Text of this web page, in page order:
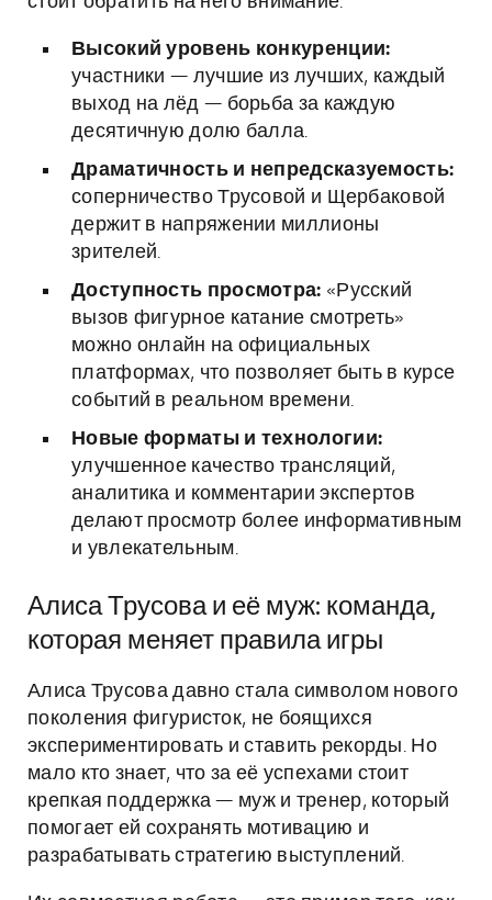
Высокий уровень конкуренции:
участники — лучшие из лучших, каждый
выход на лёд — борьба за каждую
десятичную долю балла.
Драматичность и непредсказуемость:
соперничество Трусовой и Щербаковой
держит в напряжении миллионы
зрителей.
Доступность просмотра: «Русский
вызов фигурное катание смотреть»
можно онлайн на официальных
платформах, что позволяет быть в курсе
событий в реальном времени.
Новые форматы и технологии:
улучшенное качество трансляций,
аналитика и комментарии экспертов
делают просмотр более информативным
и увлекательным.
Алиса Трусова и её муж: команда,
которая меняет правила игры
Алиса Трусова давно стала символом нового
поколения фигуристок, не боящихся
экспериментировать и ставить рекорды. Но
мало кто знает, что за её успехами стоит
крепкая поддержка — муж и тренер, который
помогает ей сохранять мотивацию и
разрабатывать стратегию выступлений.